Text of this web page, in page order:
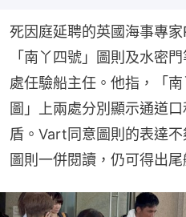
死因庭延聘的英國海事專
「南丫四號」圖則及水密
處任驗船主任。他指，「
圖」上兩處分別顯示通道
盾。Vart同意圖則的表達
圖則一併閱讀，仍可得出